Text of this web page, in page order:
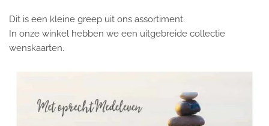
Dit is een kleine greep uit ons assortiment.
In onze winkel hebben we een uitgebreide collectie
wenskaarten.